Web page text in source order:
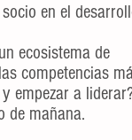
en el
ecosistema de
competencias
empezar a
de mañana.